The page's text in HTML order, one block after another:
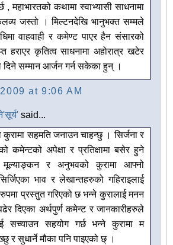
, महाभारतको कथामा स्वाभ्यासी साधनामा
जस्तो । मिल्टनदेखि भानुभक्त सम्मले
वाहवाही र कमेण्ट पाएर हैन संसारको
हराएर कृतित्व साधनामा अहोरात्र खटेर
सम्मान आर्जन गर्न सकेका हुन् ।
at 9:06 AM
said...
सहमति जनाउन चाहन्छु । सिर्जना र
कमेन्टको अपेक्षा र प्रतिक्षामा बसेर हुने
मूल्याङ्कन र अनुभवको कुरामा आफ्नो
भाव र लेखान्तहरुको गहिराइलाई
प्रस्तुत गरिएको छ भन्ने कुरालाई मनन
दिएका अर्थपुर्ण कमेन्ट र जानकारीहरुले
सच्याउन सहयोग गर्छ भन्ने कुरामा म
र सुधार्ने मौका पनि पाइएको छ् ।